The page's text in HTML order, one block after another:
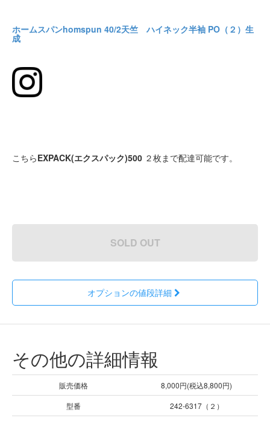
ホームスパンhomspun 40/2天竺 ハイネック半袖 PO（２）生
成
こちらEXPACK(エクスパック)500 ２枚まで配達可能です。
SOLD OUT
オプションの値段詳細
その他の詳細情報
販売価格
8,000円(税込8,800円)
型番
242-6317（２）